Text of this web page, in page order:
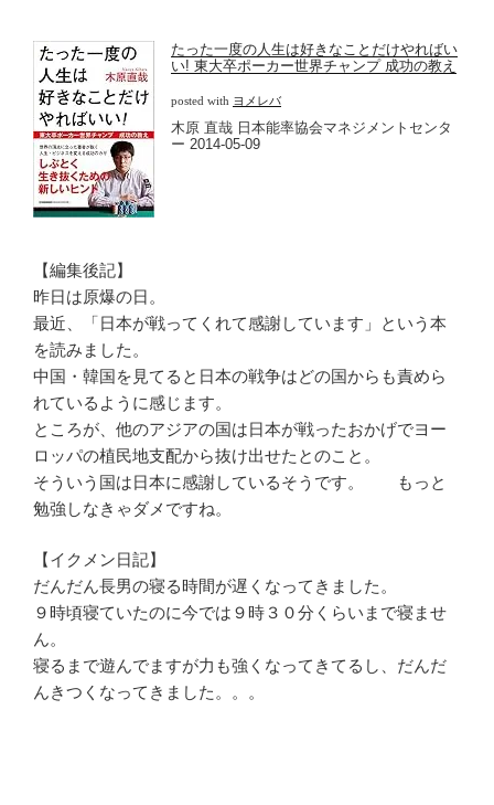
たった一度の人生は好きなことだけやればい
い! 東大卒ポーカー世界チャンプ 成功の教え
posted with ヨメレバ
木原 直哉 日本能率協会マネジメントセンタ
ー 2014-05-09
【編集後記】
昨日は原爆の日。
最近、「日本が戦ってくれて感謝しています」という本
を読みました。
中国・韓国を見てると日本の戦争はどの国からも責めら
れているように感じます。
ところが、他のアジアの国は日本が戦ったおかげでヨー
ロッパの植民地支配から抜け出せたとのこと。
そういう国は日本に感謝しているそうです。 もっと
勉強しなきゃダメですね。
【イクメン日記】
だんだん長男の寝る時間が遅くなってきました。
９時頃寝ていたのに今では９時３０分くらいまで寝ませ
ん。
寝るまで遊んでますが力も強くなってきてるし、だんだ
んきつくなってきました。。。